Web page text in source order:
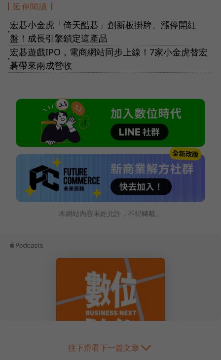
延伸閱讀
●
宏碁小金虎「倚天酷碁」創新板掛牌、漲停開紅
盤！成長引擎鎖定這產品
●
宏碁遊戲IPO，電商網站同步上線！7家小金虎替宏
碁帶來兩成營收
本網站內容未經允許，不得轉載。
往下滑看下一篇文章